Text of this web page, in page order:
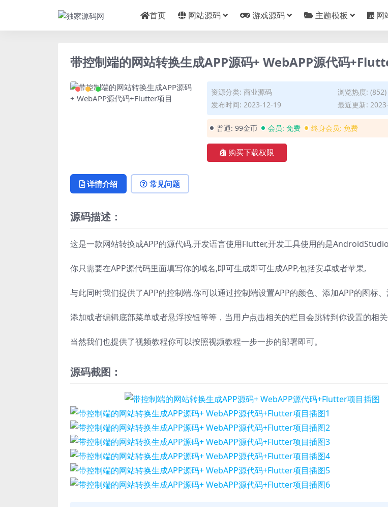
首页 网站源码 游戏源码 主题模板 网
带控制端的网站转换生成APP源码+ WebAPP源代码
资源分类: 商业源码
浏览热度: (852)
发布时间: 2023-12-19
最近更新:
普通: 99金币 会员: 免费 终身会员: 免费
购买下载权限
详情介绍 常见问题
源码描述：
这是一款网站转换成APP的源代码,开发语言使用Flutter,开发工具使用的是
你只需要在APP源代码里面填写你的域名,即可生成即可生成APP,包括安卓或者苹果,
与此同时我们提供了APP的控制端.你可以通过控制端设置APP的颜色、添加APP的图标、
添加或者编辑底部菜单或者悬浮按钮等等，当用户点击相关的栏目会跳转到你设置的相关
当然我们也提供了视频教程你可以按照视频教程一步一步的部署即可。
源码截图：